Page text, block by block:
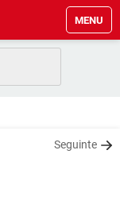
MENU
Seguinte